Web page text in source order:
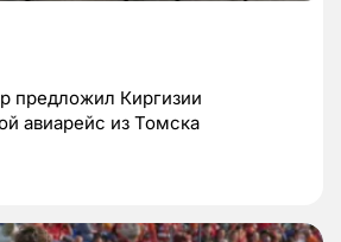
предложил Киргизии
авиарейс из Томска